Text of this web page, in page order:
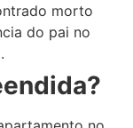
morto
do pai no